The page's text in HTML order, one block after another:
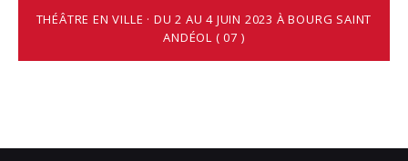
THÉÂTRE EN VILLE · DU 2 AU 4 JUIN 2023 À BOURG SAINT
ANDÉOL ( 07 )